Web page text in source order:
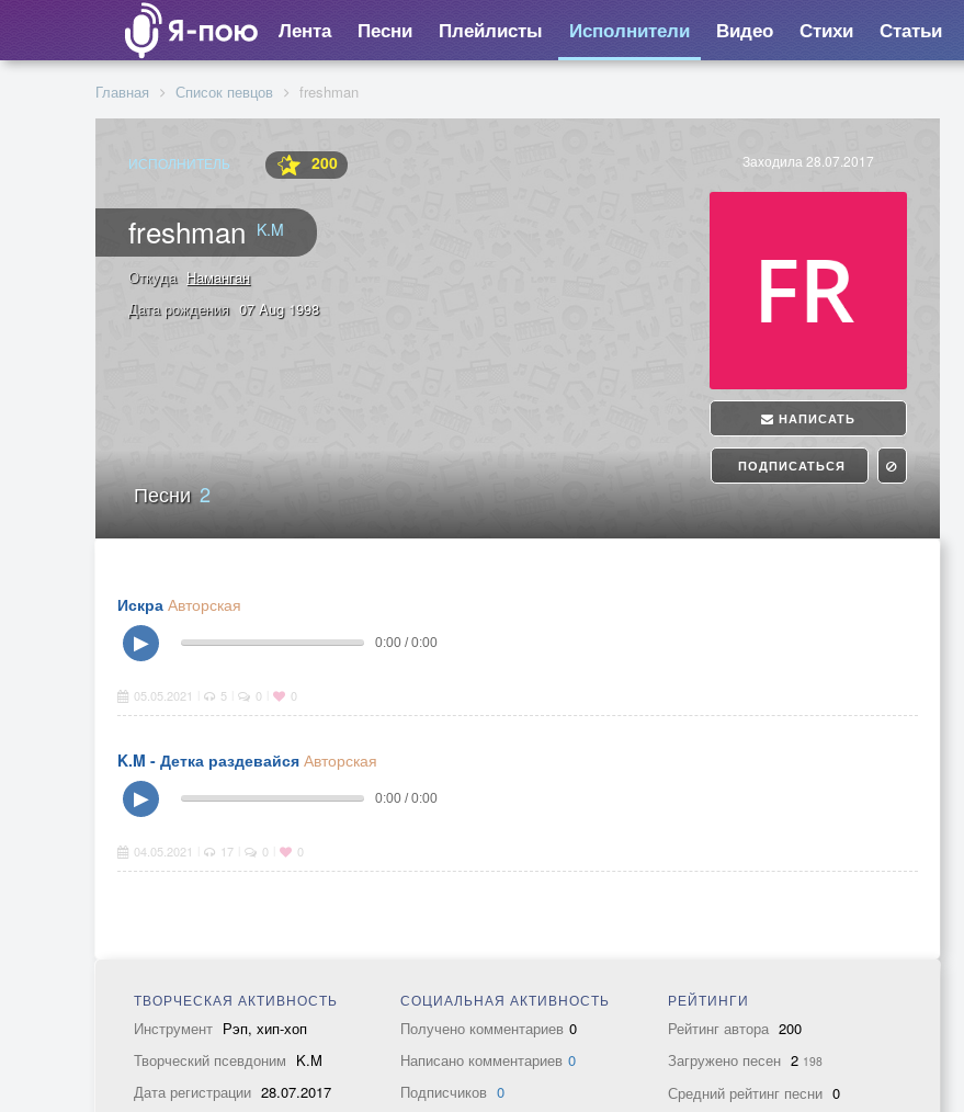
Лента Песни Плейлисты Исполнители Видео Стихи Статьи
Главная Список певцов freshman
ИСПОЛНИТЕЛЬ 200
freshman K.M
Заходила 28.07.2017
НАПИСАТЬ
ПОДПИСАТЬСЯ
Откуда Наманган
Дата рождения 07 Aug 1998
Песни2
Искра Авторская
▶
0:00 / 0:00
05.05.2021 5 0 0
K.M - Детка раздевайся Авторская
▶
0:00 / 0:00
04.05.2021 17 0 0
ТВОРЧЕСКАЯ АКТИВНОСТЬ
Инструмент Рэп, хип-хоп
Творческий псевдоним K.M
Дата регистрации 28.07.2017
СОЦИАЛЬНАЯ АКТИВНОСТЬ
Получено комментариев 0
Написано комментариев 0
Подписчиков 0
РЕЙТИНГИ
Рейтинг автора 200
Загружено песен 2 198
Средний рейтинг песни 0